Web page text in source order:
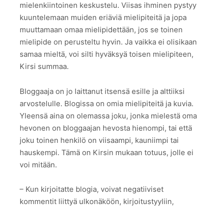
mielenkiintoinen keskustelu. Viisas ihminen pystyy
kuuntelemaan muiden eriäviä mielipiteitä ja jopa
muuttamaan omaa mielipidettään, jos se toinen
mielipide on perusteltu hyvin. Ja vaikka ei olisikaan
samaa mieltä, voi silti hyväksyä toisen mielipiteen,
Kirsi summaa.
Bloggaaja on jo laittanut itsensä esille ja alttiiksi
arvostelulle. Blogissa on omia mielipiteitä ja kuvia.
Yleensä aina on olemassa joku, jonka mielestä oma
hevonen on bloggaajan hevosta hienompi, tai että
joku toinen henkilö on viisaampi, kauniimpi tai
hauskempi. Tämä on Kirsin mukaan totuus, jolle ei
voi mitään.
– Kun kirjoitatte blogia, voivat negatiiviset
kommentit liittyä ulkonäköön, kirjoitustyyliin,